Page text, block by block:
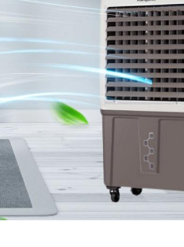
Ghế Massage
DC109
hệ
Ghế Massage
Daikiosan
Liên hệ